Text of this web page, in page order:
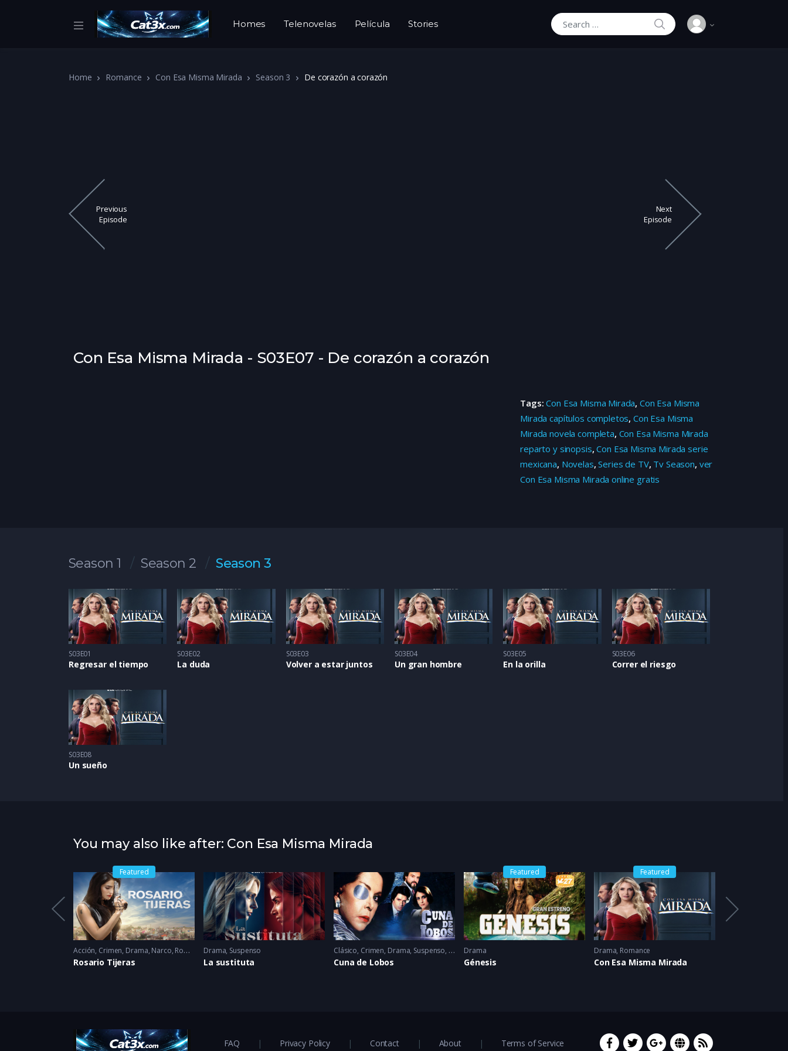
Homes Telenovelas Película Stories
Search for:
SEARCH
Home Romance Con Esa Misma Mirada Season 3 De corazón a corazón
Previous
Episode
Next
Episode
Con Esa Misma Mirada - S03E07 - De corazón a corazón
Tags:Con Esa Misma Mirada,Con Esa Misma
Mirada capítulos completos,Con Esa Misma
Mirada novela completa, Con Esa Misma Mirada
reparto y sinopsis,Con Esa Misma Mirada serie
mexicana, Novelas,Series de TV, Tv Season, ver
Con Esa Misma Mirada online gratis
Season 1 Season 2 Season 3
S03E01
Regresar el tiempo
S03E02
La duda
S03E03
Volver a estar juntos
S03E04
Un gran hombre
S03E05
En la orilla
S03E06
Correr el riesgo
S03E08
Un sueño
You may also like after: Con Esa Misma Mirada
2014
Featured
Acción, Crimen, Drama, Narco, Romance 2023
Rosario Tijeras
Drama, Suspenso
La sustituta
Clásico, Crimen, Drama, Suspenso 1986
Cuna de Lobos
Featured
Drama
Génesis
Featured
Drama, Romance
Con Esa Misma Mirada
FAQ Privacy Policy Contact About Terms of Service